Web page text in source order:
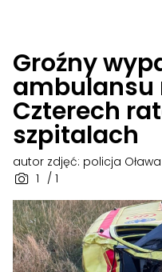
Groźny
ambulansu
Czterech
szpitalach
1 / 1
autor zdjęć: policja Oława